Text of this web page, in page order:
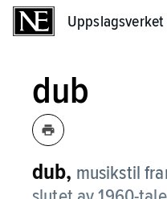
Uppslagsverket
dub
dub, musikstil